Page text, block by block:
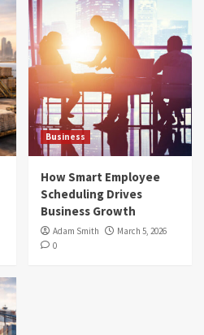
Business
How Smart Employee
Scheduling Drives
Business Growth
Adam Smith
March 5, 2026
0